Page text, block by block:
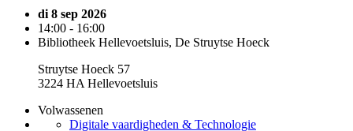
di 8 sep 2026
14:00 - 16:00
Bibliotheek Hellevoetsluis, De Struytse Hoeck
Struytse Hoeck 57
3224 HA Hellevoetsluis
Volwassenen
Digitale vaardigheden & Technologie